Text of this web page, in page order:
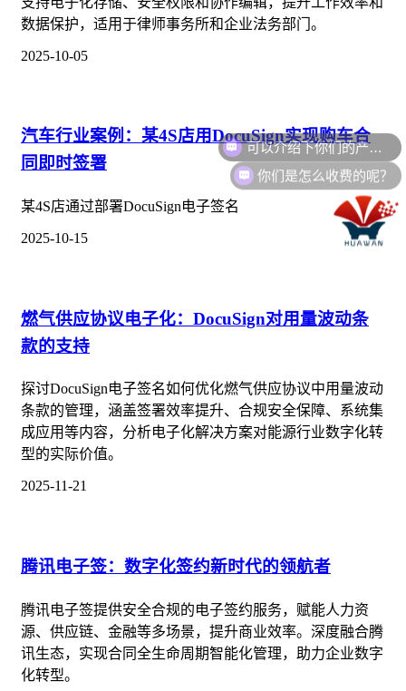
数据保护，适用于律师事务所和企业法务部门。
2025-10-05
汽车行业案例：某4S店用DocuSign实现购车合
同即时签署
某4S店通过部署DocuSign电子签名
2025-10-15
燃气供应协议电子化：DocuSign对用量波动条
款的支持
探讨DocuSign电子签名如何优化燃气供应协议中用量波动
条款的管理，涵盖签署效率提升、合规安全保障、系统集
成应用等内容，分析电子化解决方案对能源行业数字化转
型的实际价值。
2025-11-21
腾讯电子签：数字化签约新时代的领航者
腾讯电子签提供安全合规的电子签约服务，赋能人力资
源、供应链、金融等多场景，提升商业效率。深度融合腾
讯生态，实现合同全生命周期智能化管理，助力企业数字
化转型。
你们是怎么收费的呢？